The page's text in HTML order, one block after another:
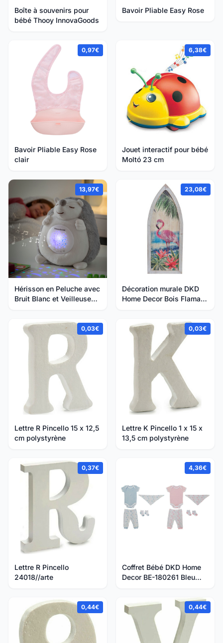
Boîte à souvenirs pour
bébé Thooy InnovaGoods
Bavoir Pliable Easy Rose
0,97€
Bavoir Pliable Easy Rose
clair
6,38€
Jouet interactif pour bébé
Moltó 23 cm
13,97€
Hérisson en Peluche avec
Bruit Blanc et Veilleuse
23,08€
Décoration murale DKD
Home Decor Bois Flamant
0,03€
Lettre R Pincello 15 x 12,5
cm polystyrène
0,03€
Lettre K Pincello 1 x 15 x
13,5 cm polystyrène
0,37€
Lettre R Pincello
24018//arte
4,36€
Coffret Bébé DKD Home
Decor BE-180261 Bleu
0,44€ 0,44€